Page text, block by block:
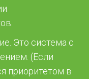
Это система с
(Если
приоритетом в